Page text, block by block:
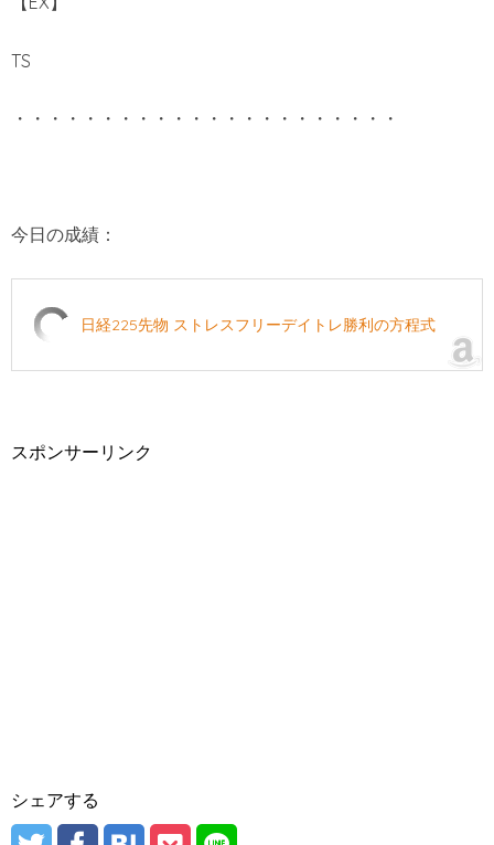
TS
・・・・・・・・・・・・・・・・・・・・・・
今日の成績：
日経225先物 ストレスフリーデイトレ勝利の方程式
スポンサーリンク
シェアする